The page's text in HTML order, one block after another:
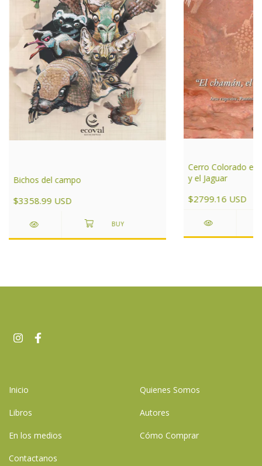
Bichos del campo
$3358.99 USD
Cerro Colorado el
y el Jaguar
$2799.16 USD
Inicio Quienes Somos
Libros Autores
En los medios Cómo Comprar
Contactanos